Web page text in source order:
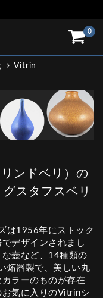
0
Vitrin
ンドベリ）の
スタフスベリ
は1956年にストック
デザインされまし
壺など、14種類の
炻器製で、美しい丸
ラーのものが存在
お気に入りのVitrinシ